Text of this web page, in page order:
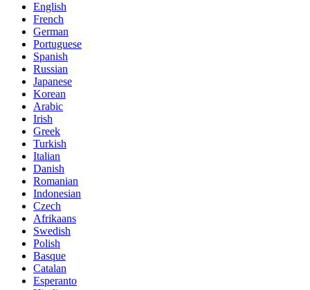
English
French
German
Portuguese
Spanish
Russian
Japanese
Korean
Arabic
Irish
Greek
Turkish
Italian
Danish
Romanian
Indonesian
Czech
Afrikaans
Swedish
Polish
Basque
Catalan
Esperanto